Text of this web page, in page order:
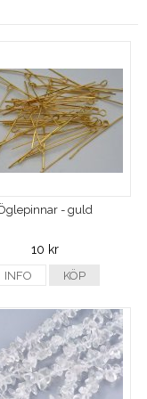
- guld
10 kr
INFO KÖP